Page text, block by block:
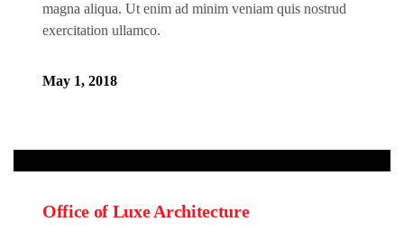
magna aliqua. Ut enim ad minim veniam quis nostrud
exercitation ullamco.
May 1, 2018
Office of Luxe Architecture